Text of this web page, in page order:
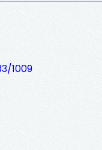
1009